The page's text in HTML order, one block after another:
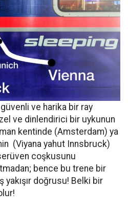
ve harika bir ray
ve dinlendirici bir uykunun
kentinde (Amsterdam) ya
(Viyana yahut Innsbruck)
coşkusunu
bence bu trene bir
doğrusu! Belki bir